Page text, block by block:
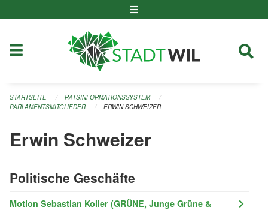
STARTSEITE
RATSINFORMATIONSSYSTEM
PARLAMENTSMITGLIEDER
ERWIN SCHWEIZER
Erwin Schweizer
Politische Geschäfte
Motion Sebastian Koller (GRÜNE, Junge Grüne &